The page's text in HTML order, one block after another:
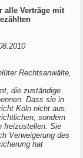
alle Verträge mit
Rechtsanwälte,
die zuständige
Dass sie in
Köln nicht aus.
sondern
freizustellen. Sie
Verweigerung des
hat